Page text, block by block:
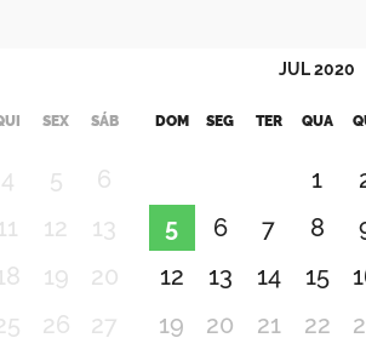
SEX SÁB
4 5
6
12
13
19
20
26
27
JUL2020
DOM SEG TER QUA
1
5
6 7 8
12
13 14 15
19
20 21 22